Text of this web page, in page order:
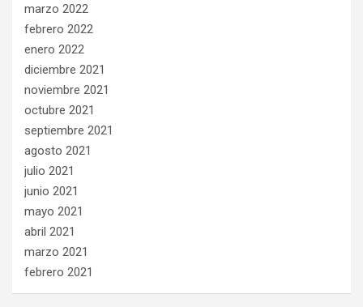
marzo 2022
febrero 2022
enero 2022
diciembre 2021
noviembre 2021
octubre 2021
septiembre 2021
agosto 2021
julio 2021
junio 2021
mayo 2021
abril 2021
marzo 2021
febrero 2021